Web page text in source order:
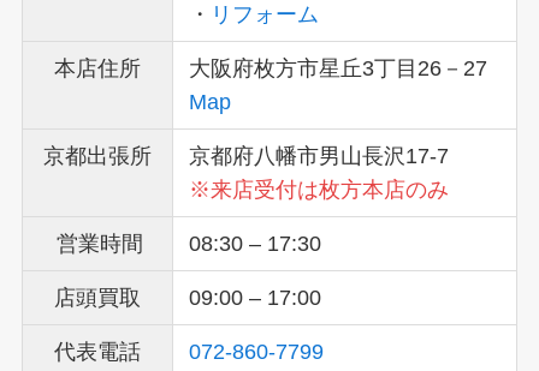
・ リフォーム
本店住所
大阪府枚方市星丘3丁目26－27
Map
京都出張所
京都府八幡市男山長沢17-7
※来店受付は枚方本店のみ
営業時間 08:30 – 17:30
店頭買取 09:00 – 17:00
代表電話 072-860-7799